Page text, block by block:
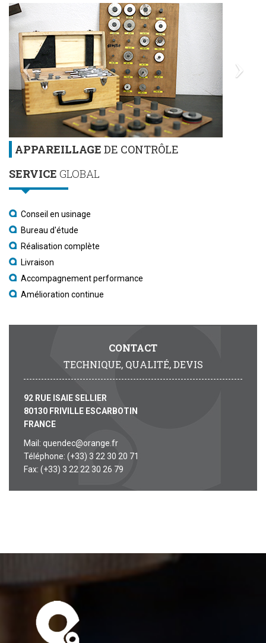
APPAREILLAGE DE CONTRÔLE
SERVICE GLOBAL
Conseil en usinage
Bureau d'étude
Réalisation complète
Livraison
Accompagnement performance
Amélioration continue
CONTACT
TECHNIQUE, QUALITÉ, DEVIS
92 RUE ISAIE SELLIER
80130 FRIVILLE ESCARBOTIN
FRANCE
Mail: quendec@orange.fr
Téléphone: (+33) 3 22 30 20 71
Fax: (+33) 3 22 22 30 26 79